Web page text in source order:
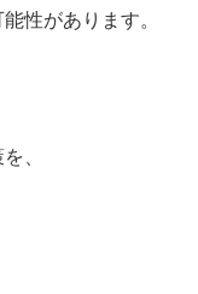
性があります。
、